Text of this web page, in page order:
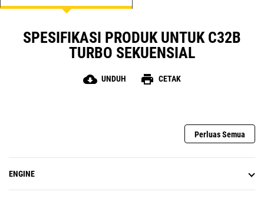
SPESIFIKASI PRODUK UNTUK C32B
TURBO SEKUENSIAL
cloud_download UNDUH print CETAK
Perluas Semua
ENGINE